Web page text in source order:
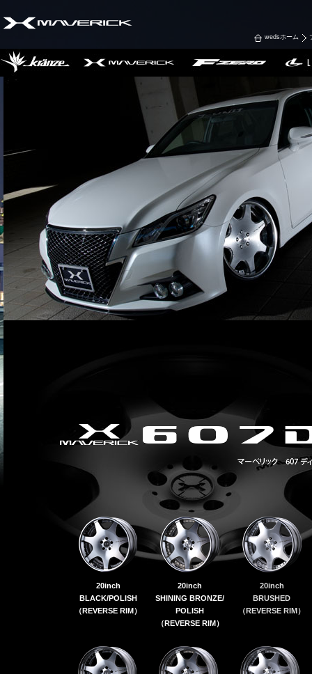
wedsホーム
20inch
BLACK/POLISH
（REVERSE RIM）
20inch
SHINING BRONZE/
POLISH
（REVERSE RIM）
20inch
BRUSHED
（REVERSE RIM）